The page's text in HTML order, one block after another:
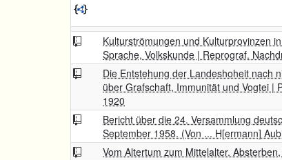
Kulturströmungen und Kulturprovinzen
Sprache, Volkskunde | Reprograf.
Die Entstehung der Landeshoheit nach
über Grafschaft, Immunität und Vogtei |
1920
Bericht über die 24. Versammlung
September 1958. (Von ... H[ermann]
Vom Altertum zum Mittelalter.